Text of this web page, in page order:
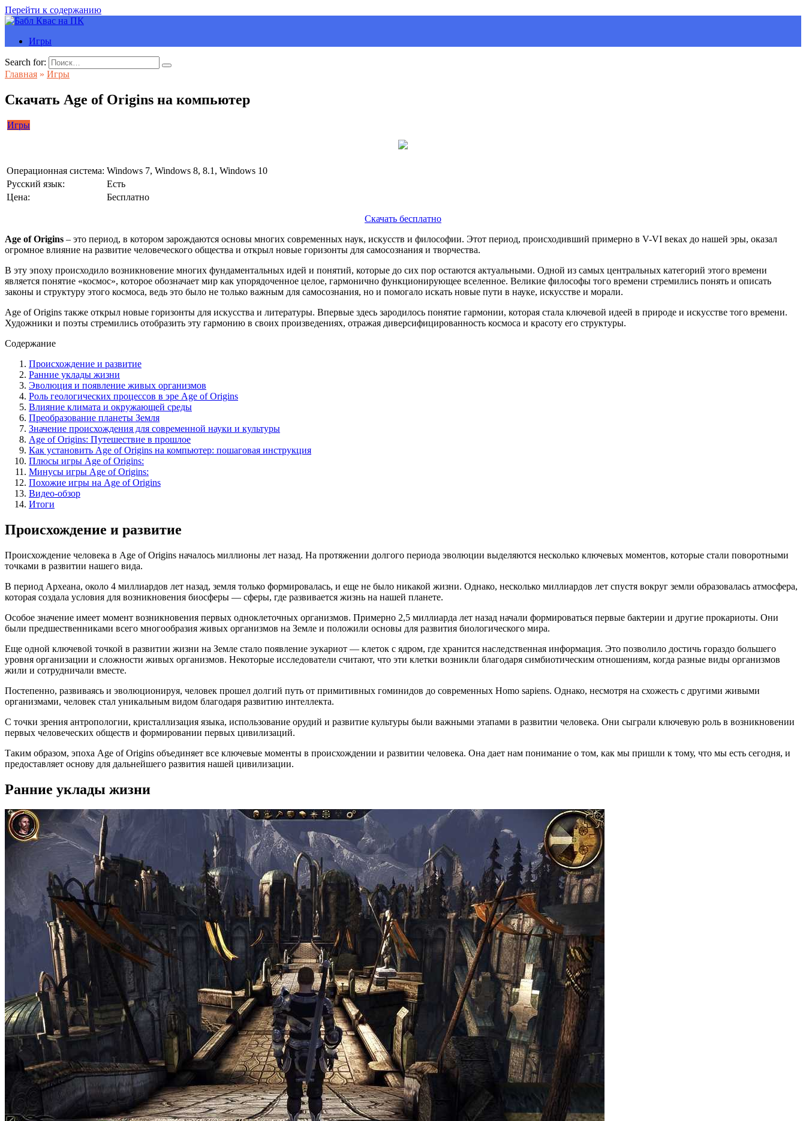
Перейти к содержанию
Игры
Search for:
Главная » Игры
Скачать Age of Origins на компьютер
Игры
Операционная система: Windows 7, Windows 8, 8.1, Windows 10
Русский язык:
Есть
Цена:
Бесплатно
Скачать бесплатно
Age of Origins – это период, в котором зарождаются основы многих современных наук, искусств и философии. Этот период, происходивший примерно в V-VI веках до нашей эры, оказал
огромное влияние на развитие человеческого общества и открыл новые горизонты для самосознания и творчества.
В эту эпоху происходило возникновение многих фундаментальных идей и понятий, которые до сих пор остаются актуальными. Одной из самых центральных категорий этого времени
является понятие «космос», которое обозначает мир как упорядоченное целое, гармонично функционирующее вселенное. Великие философы того времени стремились понять и описать
законы и структуру этого космоса, ведь это было не только важным для самосознания, но и помогало искать новые пути в науке, искусстве и морали.
Age of Origins также открыл новые горизонты для искусства и литературы. Впервые здесь зародилось понятие гармонии, которая стала ключевой идеей в природе и искусстве того времени.
Художники и поэты стремились отобразить эту гармонию в своих произведениях, отражая диверсифицированность космоса и красоту его структуры.
Содержание
Происхождение и развитие
Ранние уклады жизни
Эволюция и появление живых организмов
Роль геологических процессов в эре Age of Origins
Влияние климата и окружающей среды
Преобразование планеты Земля
Значение происхождения для современной науки и культуры
Age of Origins: Путешествие в прошлое
Как установить Age of Origins на компьютер: пошаговая инструкция
Плюсы игры Age of Origins:
Минусы игры Age of Origins:
Похожие игры на Age of Origins
Видео-обзор
Итоги
Происхождение и развитие
Происхождение человека в Age of Origins началось миллионы лет назад. На протяжении долгого периода эволюции выделяются несколько ключевых моментов, которые стали поворотными
точками в развитии нашего вида.
В период Археана, около 4 миллиардов лет назад, земля только формировалась, и еще не было никакой жизни. Однако, несколько миллиардов лет спустя вокруг земли образовалась атмосфера,
которая создала условия для возникновения биосферы — сферы, где развивается жизнь на нашей планете.
Особое значение имеет момент возникновения первых одноклеточных организмов. Примерно 2,5 миллиарда лет назад начали формироваться первые бактерии и другие прокариоты. Они
были предшественниками всего многообразия живых организмов на Земле и положили основы для развития биологического мира.
Еще одной ключевой точкой в развитии жизни на Земле стало появление эукариот — клеток с ядром, где хранится наследственная информация. Это позволило достичь гораздо большего
уровня организации и сложности живых организмов. Некоторые исследователи считают, что эти клетки возникли благодаря симбиотическим отношениям, когда разные виды организмов
жили и сотрудничали вместе.
Постепенно, развиваясь и эволюционируя, человек прошел долгий путь от примитивных гоминидов до современных Homo sapiens. Однако, несмотря на схожесть с другими живыми
организмами, человек стал уникальным видом благодаря развитию интеллекта.
С точки зрения антропологии, кристаллизация языка, использование орудий и развитие культуры были важными этапами в развитии человека. Они сыграли ключевую роль в возникновении
первых человеческих обществ и формировании первых цивилизаций.
Таким образом, эпоха Age of Origins объединяет все ключевые моменты в происхождении и развитии человека. Она дает нам понимание о том, как мы пришли к тому, что мы есть сегодня, и
предоставляет основу для дальнейшего развития нашей цивилизации.
Ранние уклады жизни